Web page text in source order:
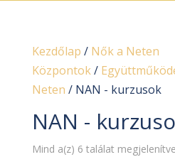
Kezdőlap / Nők a Neten
Központok/
Neten / NAN - kurzusok
NAN -
Mind a(z) 6 találat megjelenítve